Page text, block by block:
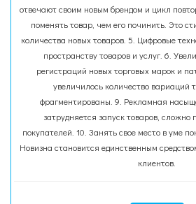
отвечают своим новым брендом и цикл
поменять товар, чем его починить. Это
количества новых товаров. 5. Цифровые
пространству товаров и услуг. 6.
регистраций новых торговых марок и
увеличилось количество вариаций
фрагментированы. 9. Рекламная
затрудняется запуск товаров,
покупателей. 10. Занять свое место в уме
Новизна становится единственным
клиентов.